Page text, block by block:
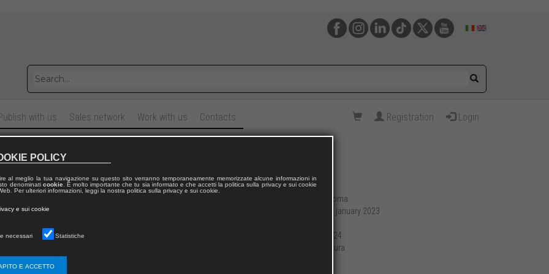
with us Sales network Work with us Contacts Registration Login
alle decisioni aziendali
applicazione al settore sanitario
Roma
31 january 2023
17 x 24
brossura
POLICY
al meglio la tua navigazione su questo sito verranno temporaneamente memorizzate alcune informazioni in
denominati cookie. È molto importante che tu sia informato e che accetti la politica sulla privacy e sui cookie
Per ulteriori informazioni, leggi la nostra politica sulla privacy e sui cookie.
e sui cookie
necessari Statistiche
E ACCETTO